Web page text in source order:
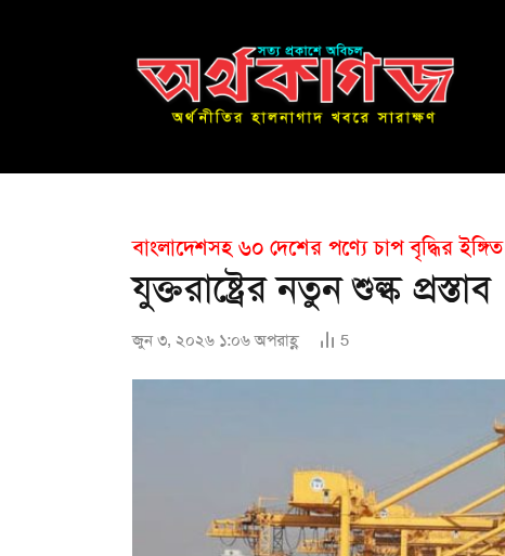
বাংলাদেশসহ ৬০ দেশের পণ্যে চাপ বৃদ্ধির ইঙ্গিত
যুক্তরাষ্ট্রের নতুন শুল্ক প্রস্তাব
জুন ৩, ২০২৬ ১:০৬ অপরাহ্ণ 5